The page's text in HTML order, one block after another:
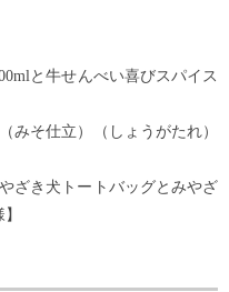
と牛せんべい喜びスパイス
みそ仕立）（しょうがたれ）
ざき犬トートバッグとみやざ